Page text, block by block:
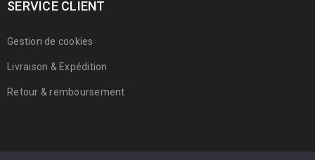
SERVICE CLIENT
Gestion de cookies
Livraison & Expédition
Retour & remboursement